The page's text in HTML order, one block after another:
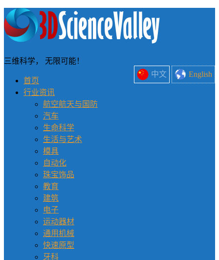
中文 English
三维科学， 无限可能！
首页
行业资讯
航空航天与国防
汽车
生命科学
生活与艺术
模具
自动化
珠宝饰品
教育
建筑
电子
运动器材
通用机械
快速原型
牙科